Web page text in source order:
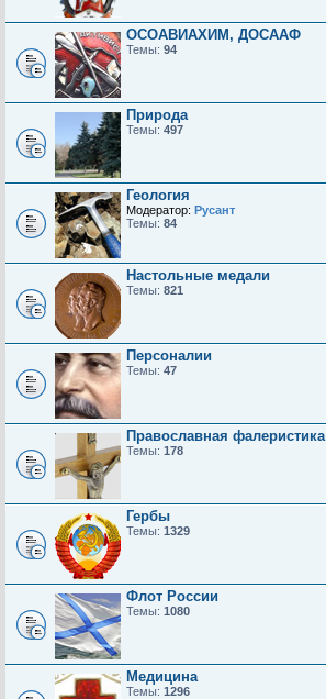
ОСОАВИАХИМ, ДОСААФ
Темы: 94
Природа
Темы: 497
Геология
Модератор: Русант
Темы: 84
Настольные медали
Темы: 821
Персоналии
Темы: 47
Православная фалеристика
Темы: 178
Гербы
Темы: 1329
Флот России
Темы: 1080
Медицина
Темы: 1296